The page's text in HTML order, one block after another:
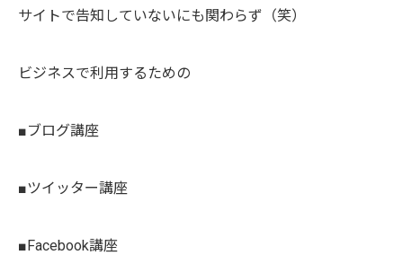
サイトで告知していないにも関わらず（笑）
ビジネスで利用するための
■ブログ講座
■ツイッター講座
■Facebook講座